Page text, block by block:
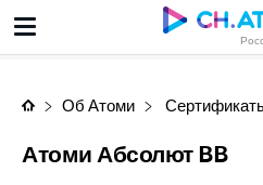
Атоми Абсолют BB
Об Атоми
Атоми Абсолют BB